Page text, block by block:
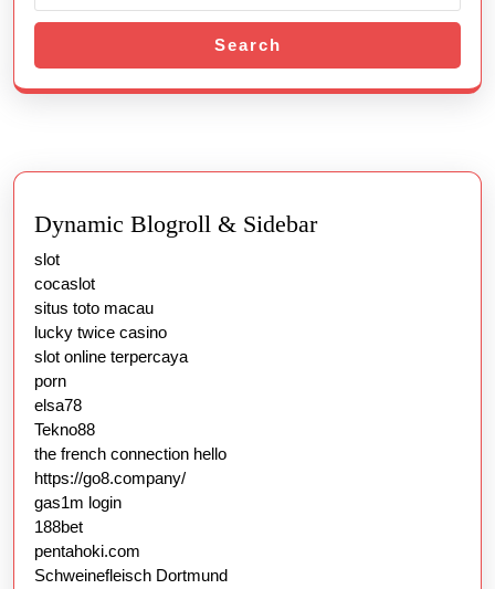
Search
Dynamic Blogroll & Sidebar
slot
cocaslot
situs toto macau
lucky twice casino
slot online terpercaya
porn
elsa78
Tekno88
the french connection hello
https://go8.company/
gas1m login
188bet
pentahoki.com
Schweinefleisch Dortmund